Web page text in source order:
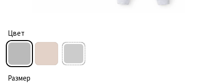
Цвет
Размер